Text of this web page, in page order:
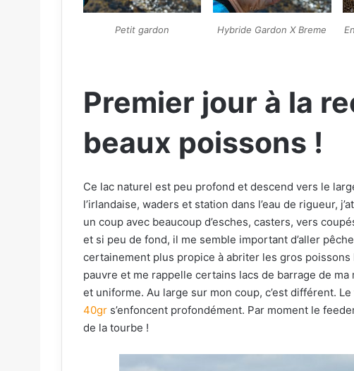
Petit gardon Hybride Gardon X Breme
Premier jour à la
beaux poissons !
Ce lac naturel est peu profond et descend vers le
l’irlandaise, waders et station dans l’eau de rigueur,
un coup avec beaucoup d’esches, casters, vers
et si peu de fond, il me semble important d’aller
certainement plus propice à abriter les gros
pauvre et me rappelle certains lacs de barrage de
et uniforme. Au large sur mon coup, c’est différent.
40gr s’enfoncent profondément. Par moment le
de la tourbe !